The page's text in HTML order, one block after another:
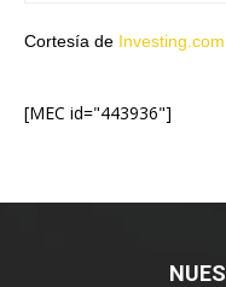
Cortesía de Investing.com
[MEC id="443936"]